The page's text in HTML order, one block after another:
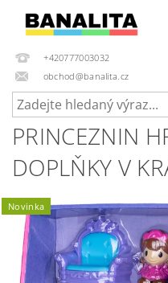
+420777003032
obchod@banalita.cz
PRINCEZNIN
DOPLŇKY V
Novinka